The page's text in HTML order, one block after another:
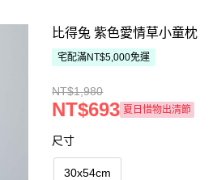
比得兔 紫色愛情草小童枕
宅配滿NT$5,000免運
NT$1,980
NT$693 夏日惜物出清節
尺寸
30x54cm